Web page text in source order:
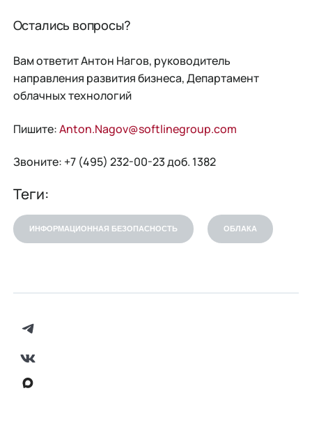
Остались вопросы?
Вам ответит Антон Нагов, руководитель
направления развития бизнеса, Департамент
облачных технологий
Пишите:Anton.Nagov@softlinegroup.com
Звоните: +7 (495) 232-00-23 доб. 1382
Теги:
ИНФОРМАЦИОННАЯ БЕЗОПАСНОСТЬ ОБЛАКА